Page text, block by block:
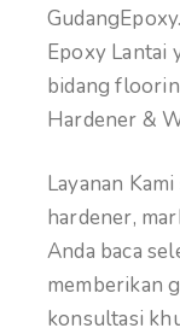
Epoxy Lantai
bidang
Hardener &
Layanan
hardener,
Anda baca
memberikan
konsultasi